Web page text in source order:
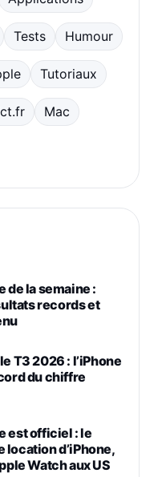
Tests Humour
Tutoriaux
Mac
de la semaine :
records et
T3 2026 : l’iPhone
du chiffre
est officiel : le
location d’iPhone,
Watch aux US